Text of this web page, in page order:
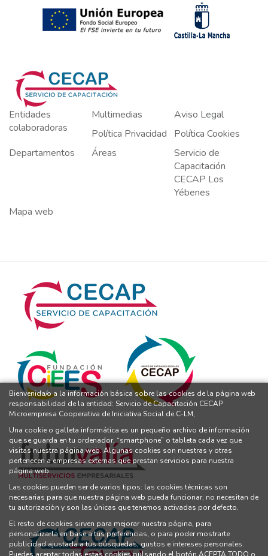
Entidades
colaboradoras
Multimedias
Aviso Legal
Política Privacidad
Política Cookies
Departamentos
Áreas
Servicio de
Capacitación
CECAP Los
Yébenes
Mapa web
Bienvenida/o a la información básica sobre las cookies de la página web
responsabilidad de la entidad: Servicio de Capacitación CECAP
Microempresa Cooperativa de Iniciativa Social de C-LM,
Una cookie o galleta informática es un pequeño archivo de información
que se guarda en tu ordenador, “smartphone” o tableta cada vez que
visitas nuestra página web. Algunas cookies son nuestras y otras
pertenecen a empresas externas que prestan servicios para nuestra
página web.
Las cookies pueden ser de varios tipos: las cookies técnicas son
necesarias para que nuestra página web pueda funcionar, no necesitan de
tu autorización y son las únicas que tenemos activadas por defecto.
El resto de cookies sirven para mejorar nuestra página, para
personalizarla en base a tus preferencias, o para poder mostrarte
publicidad ajustada a tus búsquedas, gustos e intereses personales.